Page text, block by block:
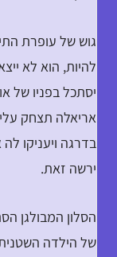
גוש של עופרת
להיות, הוא לא
יסתכל בפניו של
אריאלה תצחק
בדרגה ויעניקו
ירשה זאת.
הסלון המבולגן
של הילדה